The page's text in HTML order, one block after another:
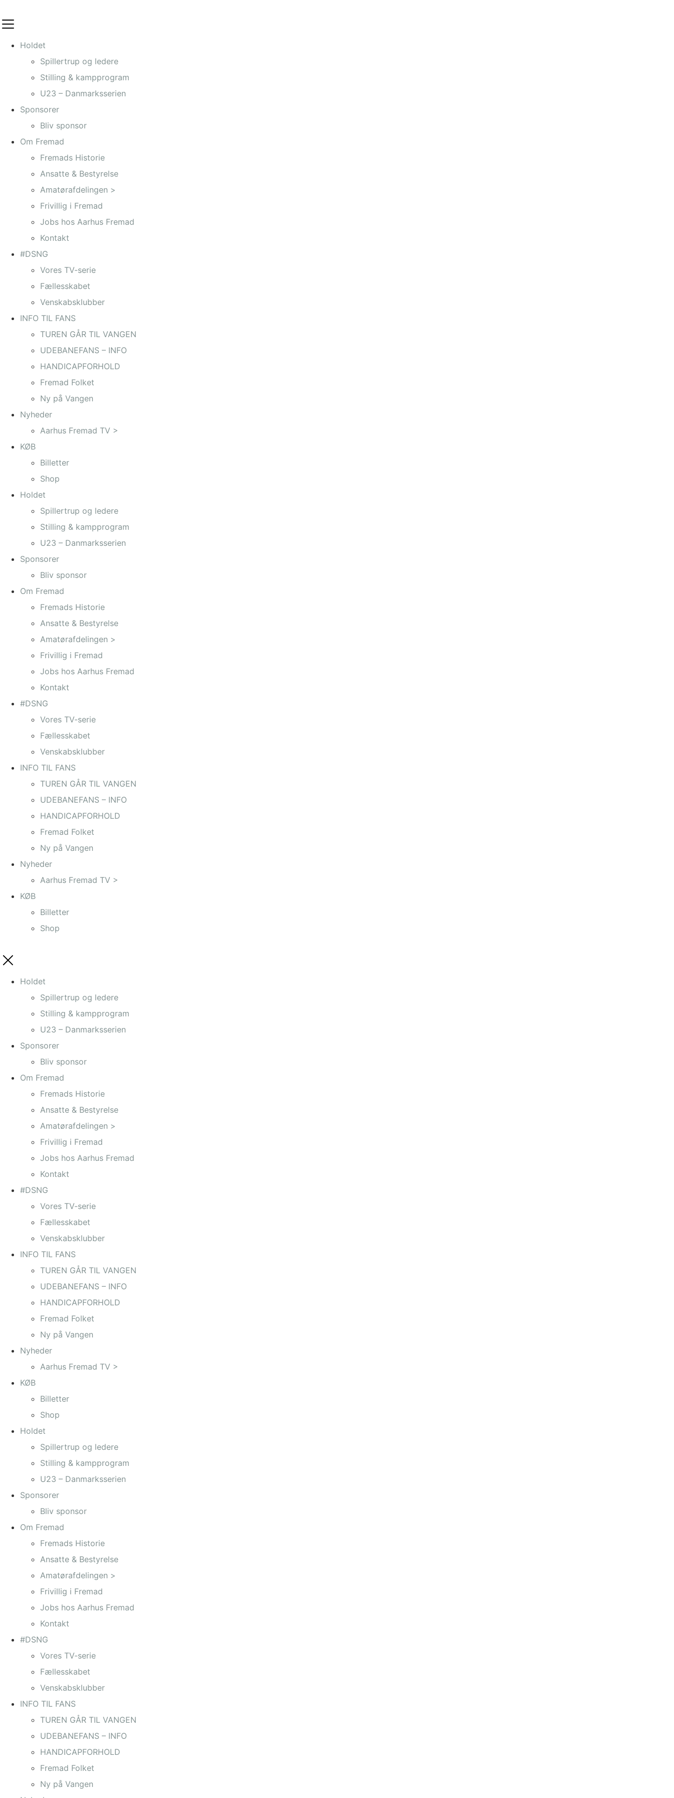
til
indhold
Holdet
Spillertrup og ledere
Stilling & kampprogram
U23 – Danmarksserien
Sponsorer
Bliv sponsor
Om Fremad
Fremads Historie
Ansatte & Bestyrelse
Amatørafdelingen >
Frivillig i Fremad
Jobs hos Aarhus Fremad
Kontakt
#DSNG
Vores TV-serie
Fællesskabet
Venskabsklubber
INFO TIL FANS
TUREN GÅR TIL VANGEN
UDEBANEFANS – INFO
HANDICAPFORHOLD
Fremad Folket
Ny på Vangen
Nyheder
Aarhus Fremad TV >
KØB
Billetter
Shop
Holdet
Spillertrup og ledere
Stilling & kampprogram
U23 – Danmarksserien
Sponsorer
Bliv sponsor
Om Fremad
Fremads Historie
Ansatte & Bestyrelse
Amatørafdelingen >
Frivillig i Fremad
Jobs hos Aarhus Fremad
Kontakt
#DSNG
Vores TV-serie
Fællesskabet
Venskabsklubber
INFO TIL FANS
TUREN GÅR TIL VANGEN
UDEBANEFANS – INFO
HANDICAPFORHOLD
Fremad Folket
Ny på Vangen
Nyheder
Aarhus Fremad TV >
KØB
Billetter
Shop
Holdet
Spillertrup og ledere
Stilling & kampprogram
U23 – Danmarksserien
Sponsorer
Bliv sponsor
Om Fremad
Fremads Historie
Ansatte & Bestyrelse
Amatørafdelingen >
Frivillig i Fremad
Jobs hos Aarhus Fremad
Kontakt
#DSNG
Vores TV-serie
Fællesskabet
Venskabsklubber
INFO TIL FANS
TUREN GÅR TIL VANGEN
UDEBANEFANS – INFO
HANDICAPFORHOLD
Fremad Folket
Ny på Vangen
Nyheder
Aarhus Fremad TV >
KØB
Billetter
Shop
Holdet
Spillertrup og ledere
Stilling & kampprogram
U23 – Danmarksserien
Sponsorer
Bliv sponsor
Om Fremad
Fremads Historie
Ansatte & Bestyrelse
Amatørafdelingen >
Frivillig i Fremad
Jobs hos Aarhus Fremad
Kontakt
#DSNG
Vores TV-serie
Fællesskabet
Venskabsklubber
INFO TIL FANS
TUREN GÅR TIL VANGEN
UDEBANEFANS – INFO
HANDICAPFORHOLD
Fremad Folket
Ny på Vangen